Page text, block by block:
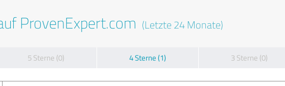
ProvenExpert.com (Letzte 24 Monate)
5 Sterne (0) 4 Sterne (1) 3 Sterne (0)